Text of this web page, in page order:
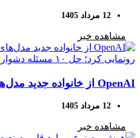
12 مرداد 1405
مشاهده خبر
12 مرداد 1405
مشاهده خبر